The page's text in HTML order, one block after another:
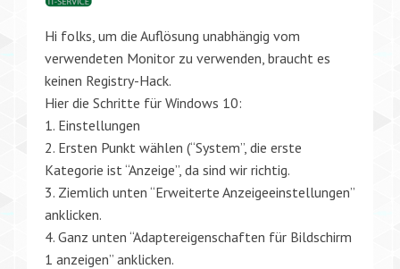
Hi folks, um die Auflösung unabhängig vom
verwendeten Monitor zu verwenden, braucht es
keinen Registry-Hack.
Hier die Schritte für Windows 10:
1. Einstellungen
2. Ersten Punkt wählen (“System”, die erste
Kategorie ist “Anzeige”, da sind wir richtig.
3. Ziemlich unten “Erweiterte Anzeigeeinstellungen”
anklicken.
4. Ganz unten “Adaptereigenschaften für Bildschirm
1 anzeigen” anklicken.